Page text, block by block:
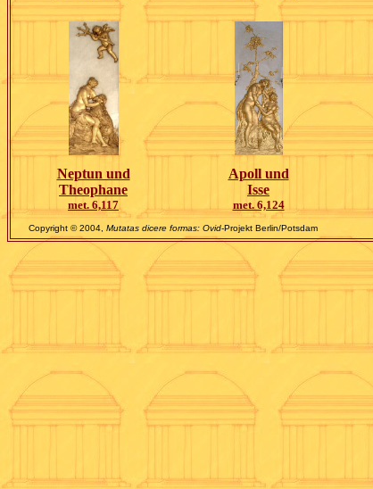
Neptun und
Theophane
met. 6,117
Apoll und
Isse
met. 6,124
Copyright © 2004, Mutatas dicere formas: Ovid-Projekt Berlin/Potsdam